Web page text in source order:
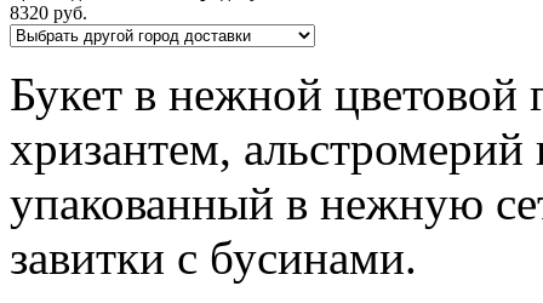
8320 руб.
Букет в нежной цветовой
хризантем, альстромерий
упакованный в нежную
завитки с бусинами.